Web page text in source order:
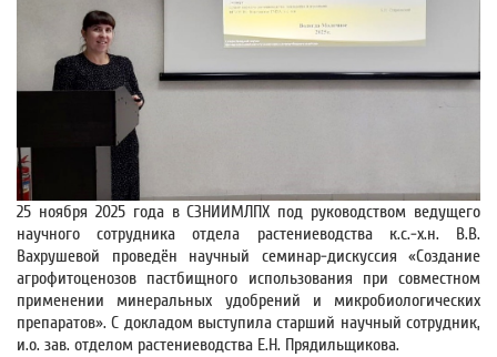
25 ноября 2025 года в СЗНИИМЛПХ под руководством ведущего
научного сотрудника отдела растениеводства к.с.-х.н. В.В.
Вахрушевой проведён научный семинар-дискуссия «Создание
агрофитоценозов пастбищного использования при совместном
применении минеральных удобрений и микробиологических
препаратов». С докладом выступила старший научный сотрудник,
и.о. зав. отделом растениеводства Е.Н. Прядильщикова.